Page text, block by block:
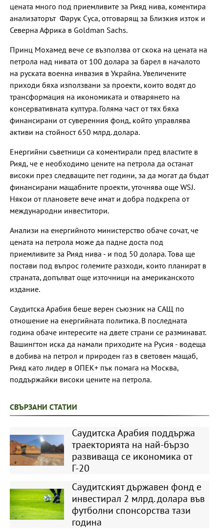
цената много под приемливите за Рияд нива, коментира
анализаторът Фарук Суса, отговарящ за Близкия изток и
Северна Африка в Goldman Sachs.
Принц Мохамед вече се възползва от скока на цената на
петрола над нивата от 100 долара за барел в началото
на руската военна инвазия в Украйна. Увеличените
приходи бяха използвани за проекти, които водят до
трансформация на икономиката и отварянето на
консервативната култура. Голяма част от тях бяха
финансирани от суверенния фонд, който управлява
активи на стойност 650 млрд. долара.
Енергийни съветници са коментирали пред властите в
Рияд, че е необходимо цените на петрола да останат
високи през следващите пет години, за да могат да бъдат
финансирани мащабните проекти, уточнява още WSJ.
Някои от плановете вече имат и добра подкрепа от
международни инвеститори.
Анализи на енергийното министерство обаче сочат, че
цената на петрола може да падне доста под
приемливите за Рияд нива - и под 50 долара. Това ще
постави под въпрос големите разходи, които планират в
страната, допълват още източници на американското
издание.
Саудитска Арабия беше верен съюзник на САЩ по
отношение на енергийната политика. В последната
година обаче интересите на двете страни се разминават.
Вашингтон иска да намали приходите на Русия - водеща
в добива на петрол и природен газ в световен мащаб,
Рияд като лидер в ОПЕК+ пък помага на Москва,
поддържайки високи цените на петрола.
СВЪРЗАНИ СТАТИИ
Саудитска Арабия поддържа
траекторията на най-бързо
развиваща се икономика от
Г-20
Саудитският държавен фонд е
инвестирал 2 млрд. долара във
футболни спонсорства тази
година